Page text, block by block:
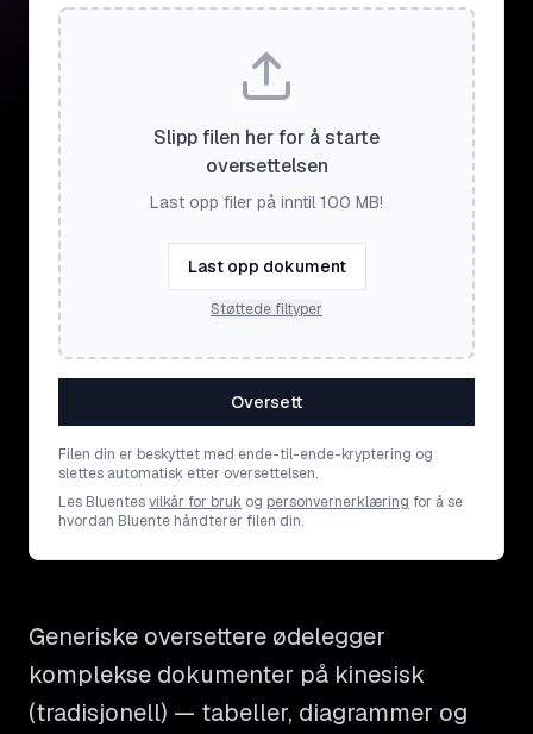
Slipp filen her for å starte
oversettelsen
Last opp filer på inntil 100 MB!
Last opp dokument
Støttede filtyper
Oversett
Filen din er beskyttet med ende-til-ende-kryptering og
slettes automatisk etter oversettelsen.
Les Bluentesvilkår for bruk og personvernerklæring for å se
hvordan Bluente håndterer filen din.
Generiske oversettere ødelegger
komplekse dokumenter på kinesisk
(tradisjonell) — tabeller, diagrammer og